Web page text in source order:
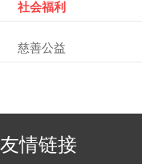
社会福利
慈善公益
友情链接